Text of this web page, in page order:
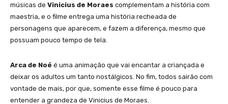
músicas de Vinicius de Moraes complementam a história com
maestria, e o filme entrega uma história recheada de
personagens que aparecem, e fazem a diferença, mesmo que
possuam pouco tempo de tela.
Arca de Noé é uma animação que vai encantar a criançada e
deixar os adultos um tanto nostálgicos. No fim, todos sairão com
vontade de mais, por que, somente esse filme é pouco para
entender a grandeza de Vinicius de Moraes.